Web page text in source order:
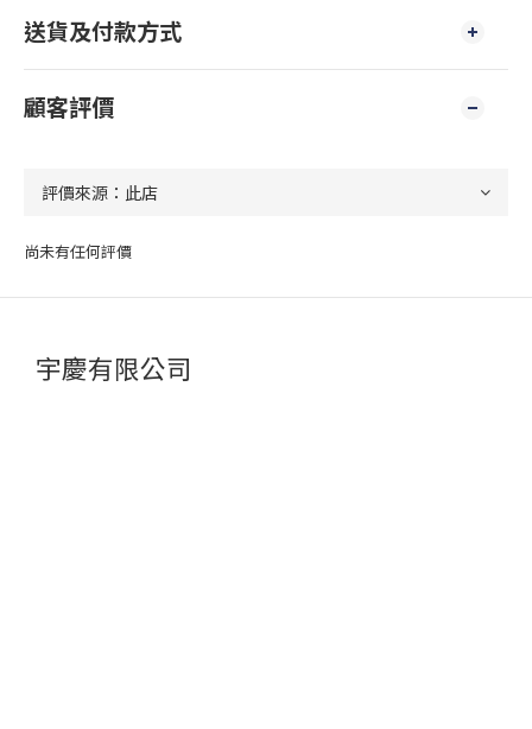
送貨及付款方式
顧客評價
尚未有任何評價
宇慶有限公司